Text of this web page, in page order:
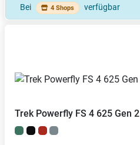
Bei 4 Shops verfügbar
Trek Powerfly FS 4 625 Gen 2